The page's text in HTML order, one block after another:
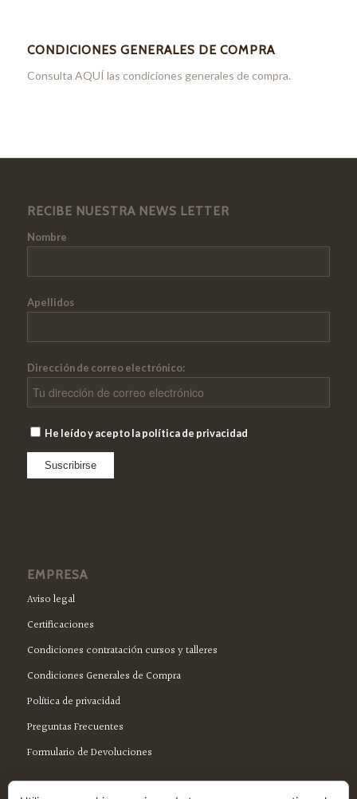
CONDICIONES GENERALES DE COMPRA
Consulta AQUÍlas condiciones generales de compra.
RECIBE NUESTRA NEWS LETTER
Nombre
Apellidos
Dirección de correo electrónico:
He leído y acepto la política de privacidad
EMPRESA
Aviso legal
Certificaciones
Condiciones contratación cursos y talleres
Condiciones Generales de Compra
Política de privacidad
Preguntas Frecuentes
Formulario de Devoluciones